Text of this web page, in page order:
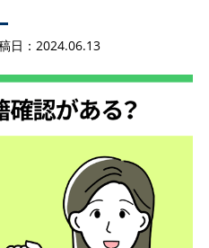
日：2024.06.13